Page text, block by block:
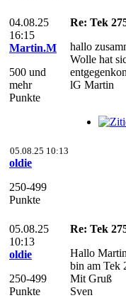
04.08.25
16:15
Martin.M
500 und
mehr
Punkte
Re: Tek
hallo
Wolle hat
lG Martin
05.08.25 10:13
oldie
250-499
Punkte
05.08.25
10:13
oldie
250-499
Punkte
Re: Tek
Hallo
bin am Tek
Mit Gruß
Sven